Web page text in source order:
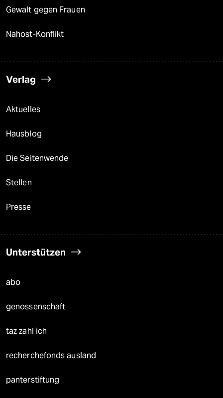
Gewalt gegen Frauen
Nahost-Konflikt
Verlag
Aktuelles
Hausblog
Die Seitenwende
Stellen
Presse
Unterstützen
abo
genossenschaft
taz zahl ich
recherchefonds ausland
panterstiftung